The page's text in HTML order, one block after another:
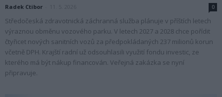
Radek Ctibor 0
Středočeská zdravotnická záchranná služba plánuje v příštích letech
výraznou obměnu vozového parku. V letech 2027 a 2028 chce pořídit
čtyřicet nových sanitních vozů za předpokládaných 237 milionů korun
včetně DPH. Krajští radní už odsouhlasili využití fondu investic, ze
kterého má být nákup financován. Veřejná zakázka se nyní
připravuje.